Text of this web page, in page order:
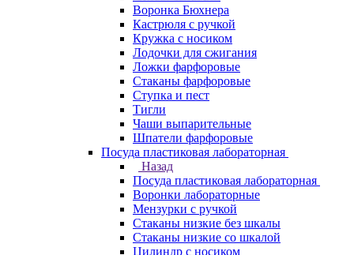
Воронка Бюхнера
Кастрюля с ручкой
Кружка с носиком
Лодочки для сжигания
Ложки фарфоровые
Стаканы фарфоровые
Ступка и пест
Тигли
Чаши выпарительные
Шпатели фарфоровые
Посуда пластиковая лабораторная
Назад
Посуда пластиковая лабораторная
Воронки лабораторные
Мензурки с ручкой
Стаканы низкие без шкалы
Стаканы низкие со шкалой
Цилиндр с носиком